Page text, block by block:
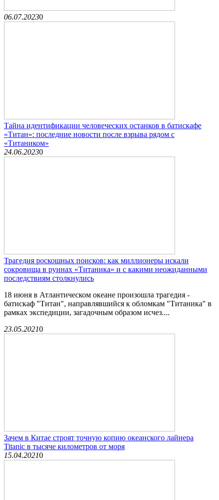
06.07.20230
Тайна идентификации человеческих останков в батискафе
«Титан»: последние новости после взрыва рядом с
«Титаником»
24.06.20230
Трагедия роскошных поисков: как миллионеры искали
сокровища в руинах «Титаника» и с какими неожиданными
последствиям столкнулись
18 июня в Атлантическом океане произошла трагедия -
батискаф "Титан", направлявшийся к обломкам "Титаника" в
рамках экспедиции, загадочным образом исчез....
23.05.20210
Зачем в Китае строят точную копию океанского лайнера
Titanic в тысяче километров от моря
15.04.20210